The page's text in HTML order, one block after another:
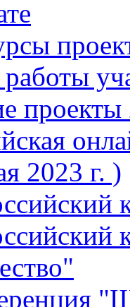
проекты
2023 г. )